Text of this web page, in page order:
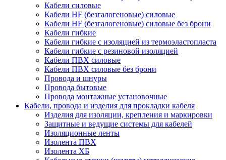
Кабели силовые
Кабели HF (безгалогеновые) силовые
Кабели HF (безгалогеновые) силовые без брони
Кабели гибкие
Кабели гибкие с изоляцией из термоэластопласта
Кабели гибкие с резиновой изоляцией
Кабели ПВХ силовые
Кабели ПВХ силовые без брони
Провода и шнуры
Провода бытовые
Провода монтажные установочные
Кабели, провода и изделия для прокладки кабеля
Изделия для изоляции, крепления и маркировки
Защитные и ведущие системы для кабелей
Изоляционные ленты
Изолента ПВХ
Изолента ХБ